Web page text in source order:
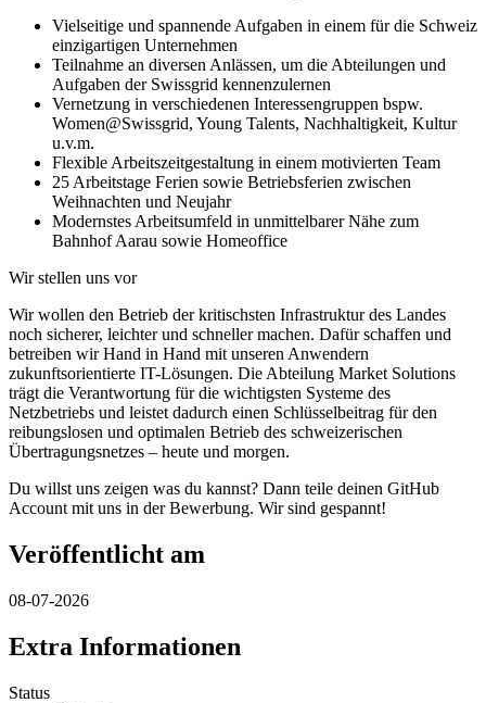
Vielseitige und spannende Aufgaben in einem für die Schweiz
einzigartigen Unternehmen
Teilnahme an diversen Anlässen, um die Abteilungen und
Aufgaben der Swissgrid kennenzulernen
Vernetzung in verschiedenen Interessengruppen bspw.
Women@Swissgrid, Young Talents, Nachhaltigkeit, Kultur
u.v.m.
Flexible Arbeitszeitgestaltung in einem motivierten Team
25 Arbeitstage Ferien sowie Betriebsferien zwischen
Weihnachten und Neujahr
Modernstes Arbeitsumfeld in unmittelbarer Nähe zum
Bahnhof Aarau sowie Homeoffice
Wir stellen uns vor
Wir wollen den Betrieb der kritischsten Infrastruktur des Landes
noch sicherer, leichter und schneller machen. Dafür schaffen und
betreiben wir Hand in Hand mit unseren Anwendern
zukunftsorientierte IT-Lösungen. Die Abteilung Market Solutions
trägt die Verantwortung für die wichtigsten Systeme des
Netzbetriebs und leistet dadurch einen Schlüsselbeitrag für den
reibungslosen und optimalen Betrieb des schweizerischen
Übertragungsnetzes – heute und morgen.
Du willst uns zeigen was du kannst? Dann teile deinen GitHub
Account mit uns in der Bewerbung. Wir sind gespannt!
Veröffentlicht am
08-07-2026
Extra Informationen
Status